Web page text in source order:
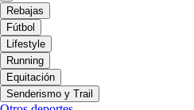
Rebajas
Fútbol
Lifestyle
Running
Equitación
Senderismo y Trail